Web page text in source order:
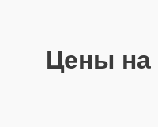
Цены на